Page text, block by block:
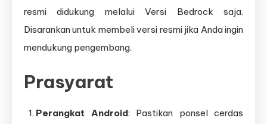
resmi didukung melalui Versi Bedrock saja.
Disarankan untuk membeli versi resmi jika Anda ingin
mendukung pengembang.
Prasyarat
Perangkat Android: Pastikan ponsel cerdas